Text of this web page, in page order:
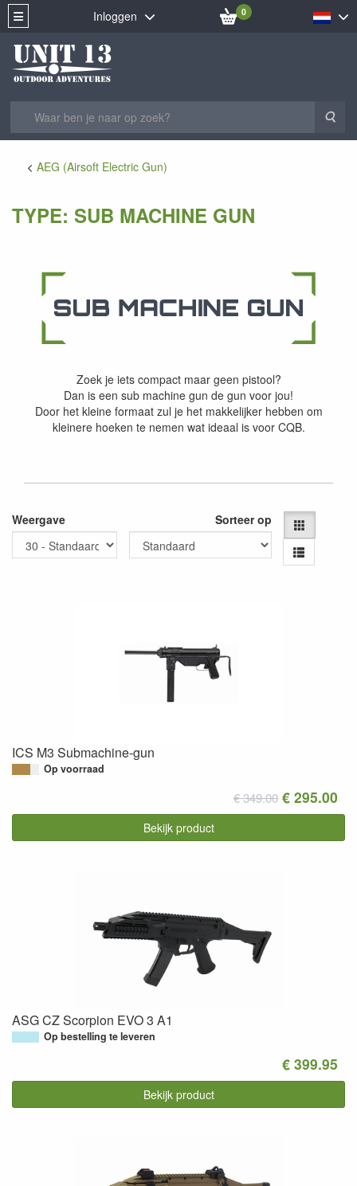
Inloggen 0
AEG (Airsoft Electric Gun)
TYPE: SUB MACHINE GUN
Zoek je iets compact maar geen pistool?
Dan is een sub machine gun de gun voor jou!
Door het kleine formaat zul je het makkelijker hebben om
kleinere hoeken te nemen wat ideaal is voor CQB.
Weergave Sorteer op
ICS M3 Submachine-gun
Op voorraad
€ 349.00 € 295.00
Bekijk product
ASG CZ Scorpion EVO 3 A1
Op bestelling te leveren
€ 399.95
Bekijk product